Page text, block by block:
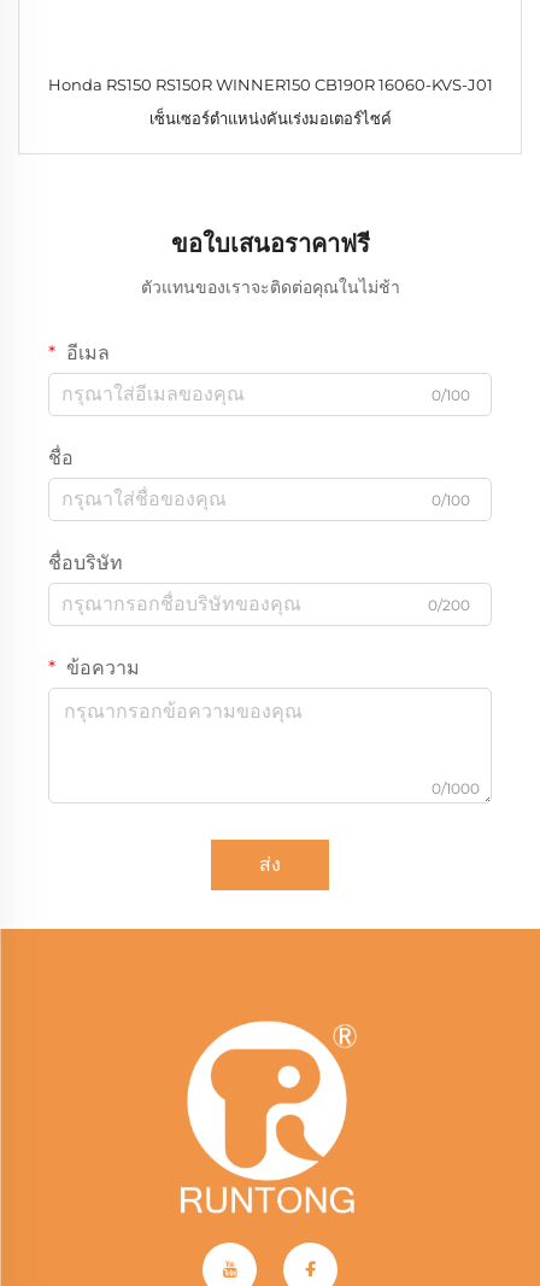
Honda RS150 RS150R WINNER150 CB190R 16060-KVS-J01
เซ็นเซอร์ตำแหน่งคันเร่งมอเตอร์ไซค์
ขอใบเสนอราคาฟรี
ตัวแทนของเราจะติดต่อคุณในไม่ช้า
อีเมล
0/100
ชื่อ
0/100
ชื่อบริษัท
0/200
ข้อความ
0/1000
ส่ง